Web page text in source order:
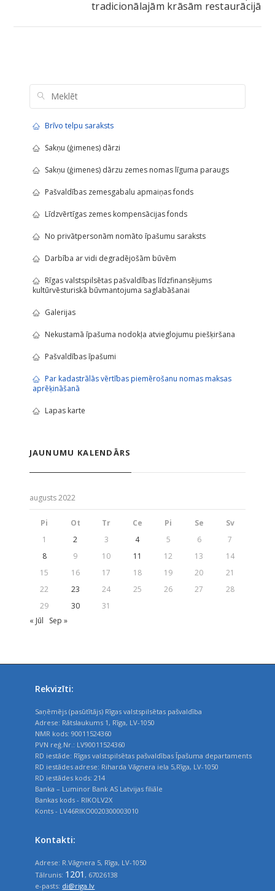
tradicionālajām krāsām restaurācijā
Brīvo telpu saraksts
Sakņu (ģimenes) dārzi
Sakņu (ģimenes) dārzu zemes nomas līguma paraugs
Pašvaldības zemesgabalu apmaiņas fonds
Līdzvērtīgas zemes kompensācijas fonds
No privātpersonām nomāto īpašumu saraksts
Darbība ar vidi degradējošām būvēm
Rīgas valstspilsētas pašvaldības līdzfinansējums
kultūrvēsturiskā būvmantojuma saglabāšanai
Galerijas
Nekustamā īpašuma nodokļa atvieglojumu piešķiršana
Pašvaldības īpašumi
Par kadastrālās vērtības piemērošanu nomas maksas
aprēķināšanā
Lapas karte
JAUNUMU KALENDĀRS
augusts 2022
Pi Ot Tr Ce Pi Se
Sv
1
2 3 4 5 6
7
8
9 10 11 12 13
14
15
16 17 18 19 20
21
22
23 24 25 26 27
28
29
30
31
« Jūl
Sep »
Rekvizīti:
Saņēmējs (pasūtītājs) Rīgas valstspilsētas pašvaldība
Adrese: Rātslaukums 1, Rīga, LV-1050
NMR kods: 90011524360
PVN reģ.Nr.: LV90011524360
RD iestāde: Rīgas valstspilsētas pašvaldības Īpašuma departaments
RD iestādes adrese: Riharda Vāgnera iela 5,Rīga, LV-1050
RD iestādes kods: 214
Banka – Luminor Bank AS Latvijas filiāle
Bankas kods - RIKOLV2X
Konts - LV46RIKO0020300003010
Kontakti:
Adrese: R.Vāgnera 5, Rīga, LV-1050
Tālrunis: 1201 , 67026138
e-pasts: di@riga.lv